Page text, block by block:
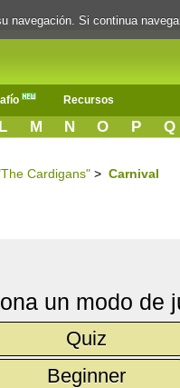
Recursos
L M N O P Q
Cardigans" > Carnival
un modo de
Quiz
Beginner
Si continua